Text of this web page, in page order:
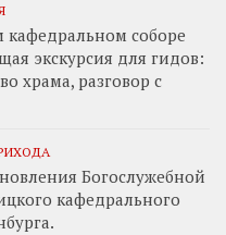
кафедральном соборе
экскурсия для гидов:
храма, разговор с
Богослужебной
кафедрального